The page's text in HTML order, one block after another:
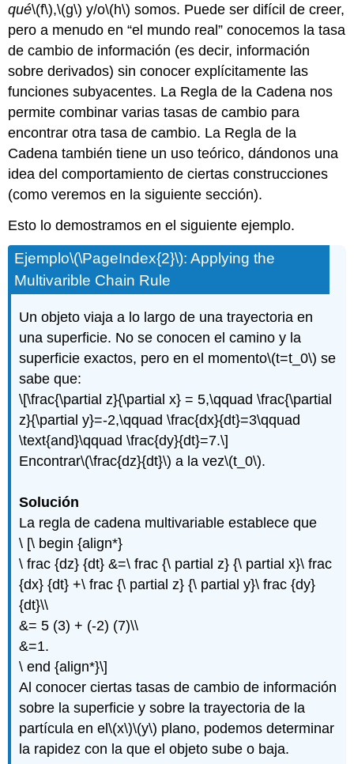
qué\(f\),\(g\) y/o\(h\) somos. Puede ser difícil de creer,
pero a menudo en “el mundo real” conocemos la tasa
de cambio de información (es decir, información
sobre derivados) sin conocer explícitamente las
funciones subyacentes. La Regla de la Cadena nos
permite combinar varias tasas de cambio para
encontrar otra tasa de cambio. La Regla de la
Cadena también tiene un uso teórico, dándonos una
idea del comportamiento de ciertas construcciones
(como veremos en la siguiente sección).
Esto lo demostramos en el siguiente ejemplo.
Ejemplo\(\PageIndex{2}\): Applying the
Multivarible Chain Rule
Un objeto viaja a lo largo de una trayectoria en
una superficie. No se conocen el camino y la
superficie exactos, pero en el momento\(t=t_0\) se
sabe que:
\[\frac{\partial z}{\partial x} = 5,\qquad \frac{\partial
z}{\partial y}=-2,\qquad \frac{dx}{dt}=3\qquad
\text{and}\qquad \frac{dy}{dt}=7.\]
Encontrar\(\frac{dz}{dt}\) a la vez\(t_0\).
Solución
La regla de cadena multivariable establece que
\ [\ begin {align*}
\ frac {dz} {dt} &=\ frac {\ partial z} {\ partial x}\ frac
{dx} {dt} +\ frac {\ partial z} {\ partial y}\ frac {dy}
{dt}\\
&= 5 (3) + (-2) (7)\\
&=1.
\ end {align*}\]
Al conocer ciertas tasas de cambio de información
sobre la superficie y sobre la trayectoria de la
partícula en el\(x\)\(y\) plano, podemos determinar
la rapidez con la que el objeto sube o baja.